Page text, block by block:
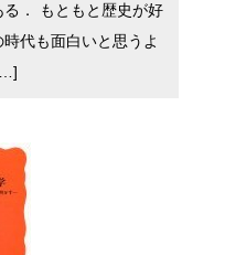
． もともと歴史が好
代も面白いと思うよ